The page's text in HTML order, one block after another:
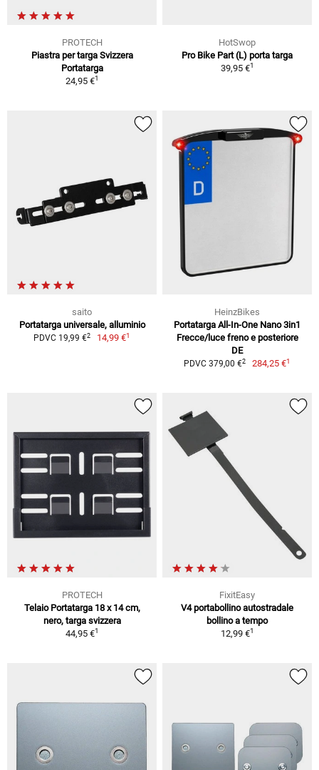
PROTECH
Piastra per targa Svizzera
Portatarga
24,95 €1
HotSwop
Pro Bike Part (L) porta targa
39,95 €1
saito
Portatarga universale, alluminio
PDVC 19,99 €2 14,99 €1
HeinzBikes
Portatarga All-In-One Nano 3in1
Frecce/luce freno e posteriore
DE
PDVC 379,00 €2 284,25 €1
PROTECH
Telaio Portatarga 18 x 14 cm,
nero, targa svizzera
44,95 €1
FixitEasy
V4 portabollino autostradale
bollino a tempo
12,99 €1